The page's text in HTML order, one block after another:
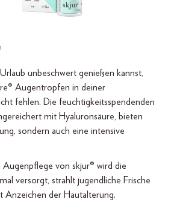
unbeschwert genießen kannst,
Augentropfen in deiner
fehlen. Die feuchtigkeitsspendenden
mit Hyaluronsäure, bieten
sondern auch eine intensive
von skjur® wird die
versorgt, strahlt jugendliche Frische
Anzeichen der Hautalterung.